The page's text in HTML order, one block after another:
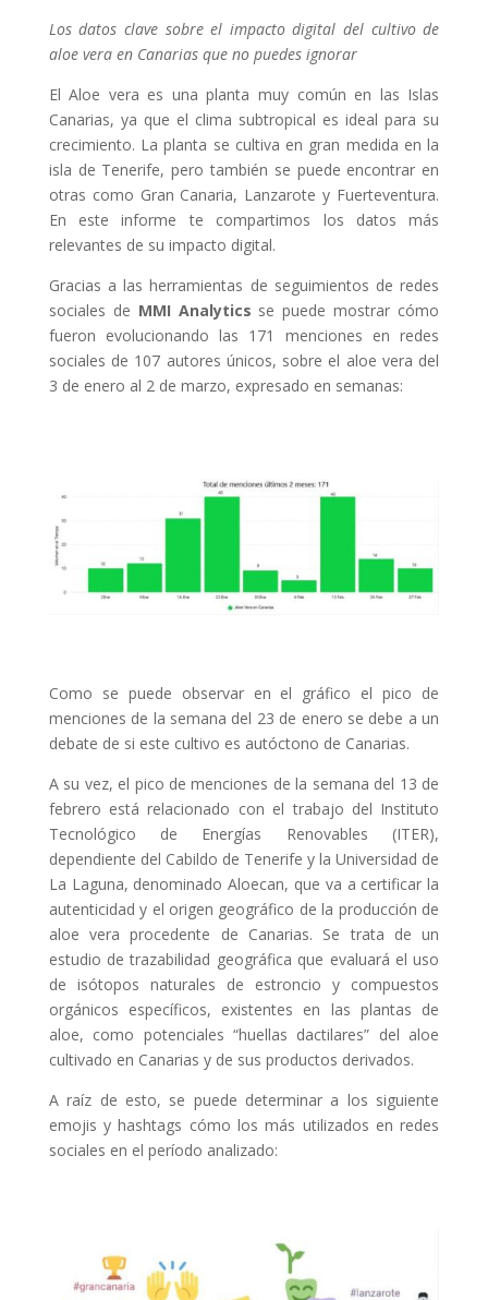
Los datos clave sobre el impacto digital del cultivo de
aloe vera en Canarias que no puedes ignorar
El Aloe vera es una planta muy común en las Islas
Canarias, ya que el clima subtropical es ideal para su
crecimiento. La planta se cultiva en gran medida en la
isla de Tenerife, pero también se puede encontrar en
otras como Gran Canaria, Lanzarote y Fuerteventura.
En este informe te compartimos los datos más
relevantes de su impacto digital.
Gracias a las herramientas de seguimientos de redes
sociales de MMI Analytics se puede mostrar cómo
fueron evolucionando las 171 menciones en redes
sociales de 107 autores únicos, sobre el aloe vera del
3 de enero al 2 de marzo, expresado en semanas:
Como se puede observar en el gráfico el pico de
menciones de la semana del 23 de enero se debe a un
debate de si este cultivo es autóctono de Canarias.
A su vez, el pico de menciones de la semana del 13 de
febrero está relacionado con el trabajo del Instituto
Tecnológico de Energías Renovables (ITER),
dependiente del Cabildo de Tenerife y la Universidad de
La Laguna, denominado Aloecan, que va a certificar la
autenticidad y el origen geográfico de la producción de
aloe vera procedente de Canarias. Se trata de un
estudio de trazabilidad geográfica que evaluará el uso
de isótopos naturales de estroncio y compuestos
orgánicos específicos, existentes en las plantas de
aloe, como potenciales “huellas dactilares” del aloe
cultivado en Canarias y de sus productos derivados.
A raíz de esto, se puede determinar a los siguiente
emojis y hashtags cómo los más utilizados en redes
sociales en el período analizado: